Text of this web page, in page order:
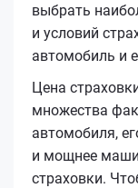
выбрать
и условий
автомобиль и
Цена
множества
автомобиля,
и мощнее
страховки.